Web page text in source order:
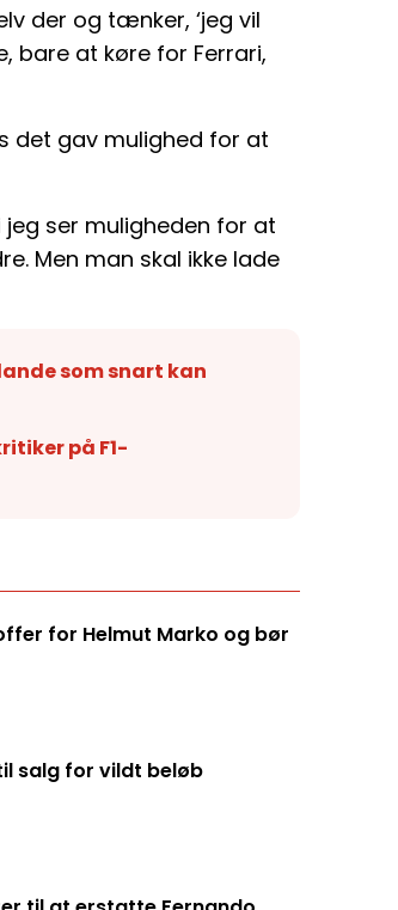
der og tænker, ‘jeg vil
bare at køre for Ferrari,
det gav mulighed for at
ser muligheden for at
Men man skal ikke lade
som snart kan
på F1-
for Helmut Marko og bør
salg for vildt beløb